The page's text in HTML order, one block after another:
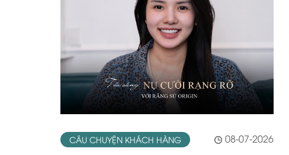
08-07-2026
CÂU CHUYỆN KHÁCH HÀNG